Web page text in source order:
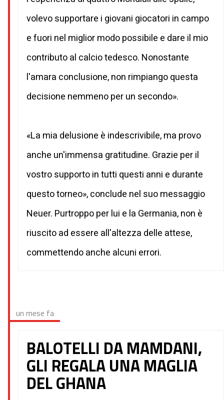
volevo supportare i giovani giocatori in campo
e fuori nel miglior modo possibile e dare il mio
contributo al calcio tedesco. Nonostante
l'amara conclusione, non rimpiango questa
decisione nemmeno per un secondo».
«La mia delusione è indescrivibile, ma provo
anche un'immensa gratitudine. Grazie per il
vostro supporto in tutti questi anni e durante
questo torneo», conclude nel suo messaggio
Neuer. Purtroppo per lui e la Germania, non è
riuscito ad essere all'altezza delle attese,
commettendo anche alcuni errori.
un mese fa
BALOTELLI DA MAMDANI,
GLI REGALA UNA MAGLIA
DEL GHANA